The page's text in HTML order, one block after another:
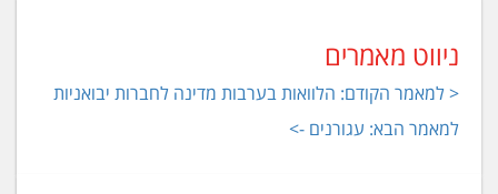
ניווט מאמרים
< למאמר הקודם: הלוואות בערבות מדינה לחברות יבואניות
למאמר הבא: עגורנים ->